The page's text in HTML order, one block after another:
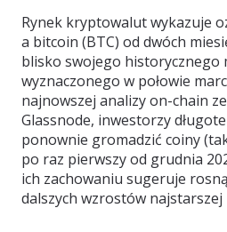
Rynek kryptowalut wykazuje
a bitcoin (BTC) od dwóch
blisko swojego historycznego
wyznaczonego w połowie
najnowszej analizy on-chain
Glassnode, inwestorzy
ponownie gromadzić coiny
po raz pierwszy od grudnia
ich zachowaniu sugeruje
dalszych wzrostów